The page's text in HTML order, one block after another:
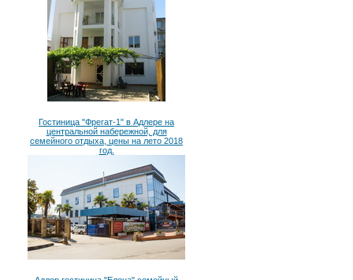
Гостиница "Фрегат-1" в Адлере на
центральной набережной, для
семейного отдыха, цены на лето 2018
год.